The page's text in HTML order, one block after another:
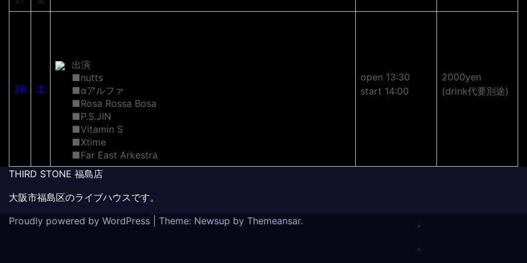
28 土
出演
■nutts
■αアルファ
■Rosa Rossa Bosa
■P.S.JIN
■Vitamin S
■Xtime
■Far East Arkestra
open 13:30
start 14:00
2000yen
(drink代要別途)
THIRD STONE 福島店
大阪市福島区のライブハウスです。
Proudly powered by WordPress
Theme: Newsup by Themeansar.